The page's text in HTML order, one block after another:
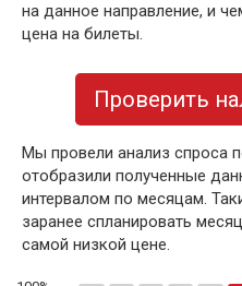
на данное направление, и
цена на билеты.
Проверить
Мы провели анализ спроса
отобразили полученные
интервалом по месяцам.
заранее спланировать
самой низкой цене.